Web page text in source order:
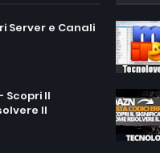
Server e Canali
Scopri Il
Il